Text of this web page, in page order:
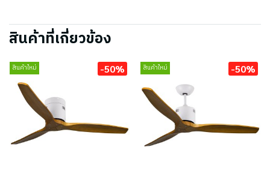
สินค้าที่เกี่ยวข้อง
สินค้าใหม่ -50% สินค้าใหม่ -50%